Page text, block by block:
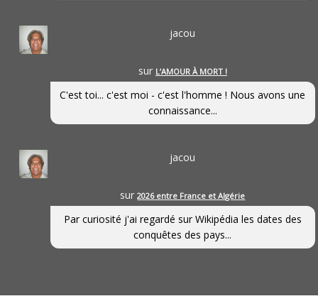
jacou
sur L’AMOUR À MORT !
C'est toi... c'est moi - c'est l'homme ! Nous avons une
connaissance...
jacou
sur2026 entre France et Algérie
Par curiosité j'ai regardé sur Wikipédia les dates des
conquêtes des pays...